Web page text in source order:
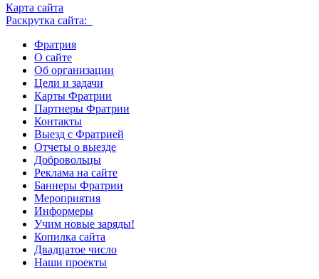
Карта сайта
Раскрутка сайта:
Фратрия
О сайте
Об организации
Цели и задачи
Карты Фратрии
Партнеры Фратрии
Контакты
Выезд с Фратрией
Отчеты о выезде
Добровольцы
Реклама на сайте
Баннеры Фратрии
Мероприятия
Информеры
Учим новые заряды!
Копилка сайта
Двадцатое число
Наши проекты